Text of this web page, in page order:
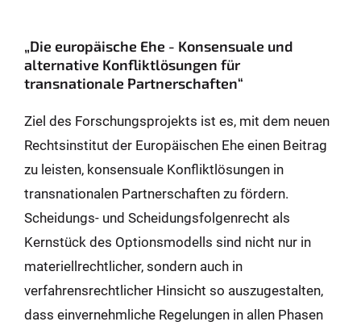
„Die europäische Ehe - Konsensuale und
alternative Konfliktlösungen für
transnationale Partnerschaften“
Ziel des Forschungsprojekts ist es, mit dem neuen
Rechtsinstitut der Europäischen Ehe einen Beitrag
zu leisten, konsensuale Konfliktlösungen in
transnationalen Partnerschaften zu fördern.
Scheidungs- und Scheidungsfolgenrecht als
Kernstück des Optionsmodells sind nicht nur in
materiellrechtlicher, sondern auch in
verfahrensrechtlicher Hinsicht so auszugestalten,
dass einvernehmliche Regelungen in allen Phasen